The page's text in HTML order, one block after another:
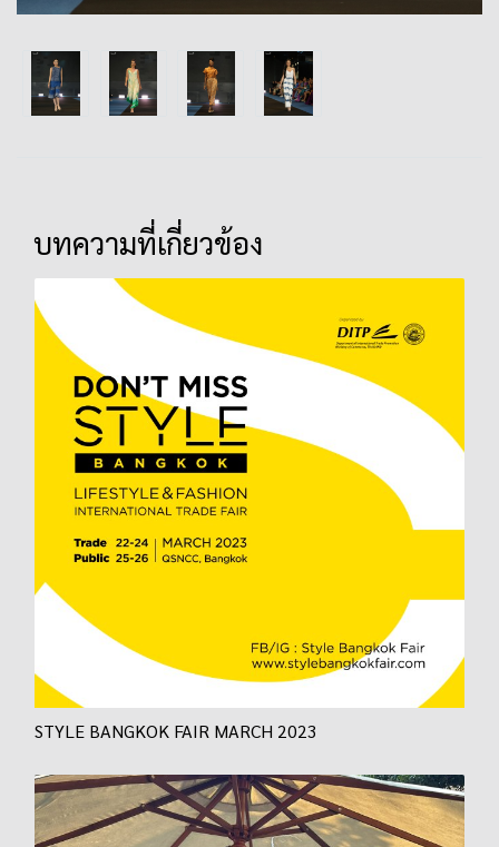
บทความที่เกี่ยวข้อง
STYLE BANGKOK FAIR MARCH 2023